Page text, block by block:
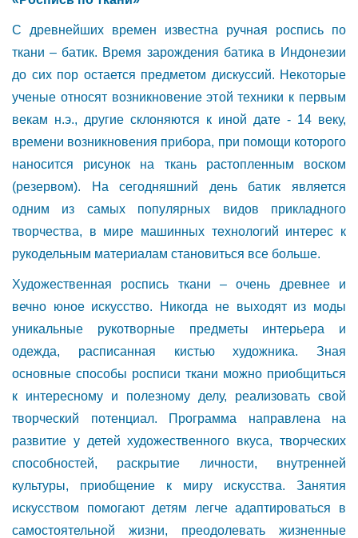
С древнейших времен известна ручная роспись по
ткани – батик. Время зарождения батика в Индонезии
до сих пор остается предметом дискуссий. Некоторые
ученые относят возникновение этой техники к первым
векам н.э., другие склоняются к иной дате - 14 веку,
времени возникновения прибора, при помощи которого
наносится рисунок на ткань растопленным воском
(резервом). На сегодняшний день батик является
одним из самых популярных видов прикладного
творчества, в мире машинных технологий интерес к
рукодельным материалам становиться все больше.
Художественная роспись ткани – очень древнее и
вечно юное искусство. Никогда не выходят из моды
уникальные рукотворные предметы интерьера и
одежда, расписанная кистью художника. Зная
основные способы росписи ткани можно приобщиться
к интересному и полезному делу, реализовать свой
творческий потенциал. Программа направлена на
развитие у детей художественного вкуса, творческих
способностей, раскрытие личности, внутренней
культуры, приобщение к миру искусства. Занятия
искусством помогают детям легче адаптироваться в
самостоятельной жизни, преодолевать жизненные